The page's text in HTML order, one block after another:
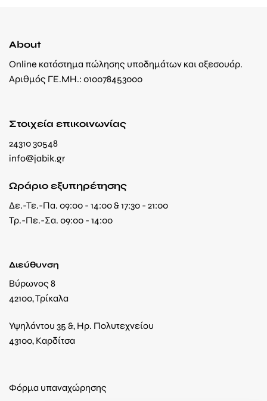
About
Online κατάστημα πώλησης υποδημάτων και αξεσουάρ.
Αριθμός ΓΕ.ΜΗ.: 010078453000
Στοιχεία επικοινωνίας
24310 30548
info@jabik.gr
Ωράριο εξυπηρέτησης
Δε.-Τε.-Πα. 09:00 - 14:00 & 17:30 - 21:00
Τρ.-Πε.-Σα. 09:00 - 14:00
Διεύθυνση
Βύρωνος 8
42100, Τρίκαλα
Υψηλάντου 35 &, Ηρ. Πολυτεχνείου
43100, Καρδίτσα
Φόρμα υπαναχώρησης